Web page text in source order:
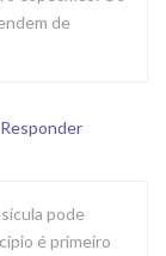
de
Responder
pode
é primeiro